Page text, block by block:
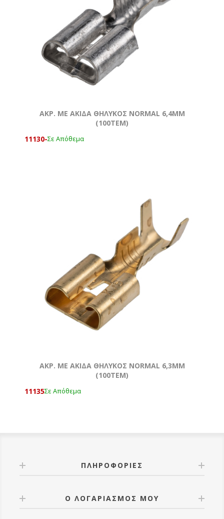
ΑΚΡ. ΜΕ ΑΚΙΔΑ ΘΗΛΥΚΟΣ NORMAL 6,4MM
(100ΤΕΜ)
11130-Σε Απόθεμα
AKΡ. ΜΕ ΑΚΙΔΑ ΘΗΛΥΚΟΣ NORMAL 6,3ΜΜ
(100ΤΕΜ)
11135Σε Απόθεμα
ΠΛΗΡΟΦΟΡΊΕΣ
Ο ΛΟΓΑΡΙΑΣΜΌΣ ΜΟΥ